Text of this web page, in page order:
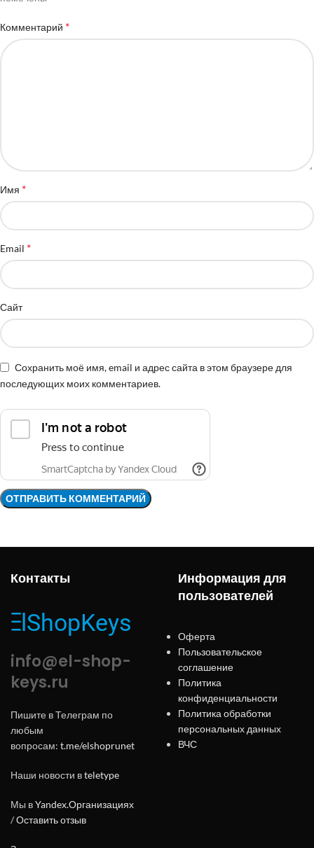
Комментарий *
Имя *
Email *
Сайт
Сохранить моё имя, email и адрес сайта в этом браузере для
последующих моих комментариев.
Контакты
info@el-shop-
keys.ru
Пишите в Телеграм по
любым
вопросам: t.me/elshoprunet
Наши новости вteletype
Мы вYandex.Организациях
/Оставить отзыв
Информация для
пользователей
Оферта
Пользовательское
соглашение
Политика
конфиденциальности
Политика обработки
персональных данных
ВЧС